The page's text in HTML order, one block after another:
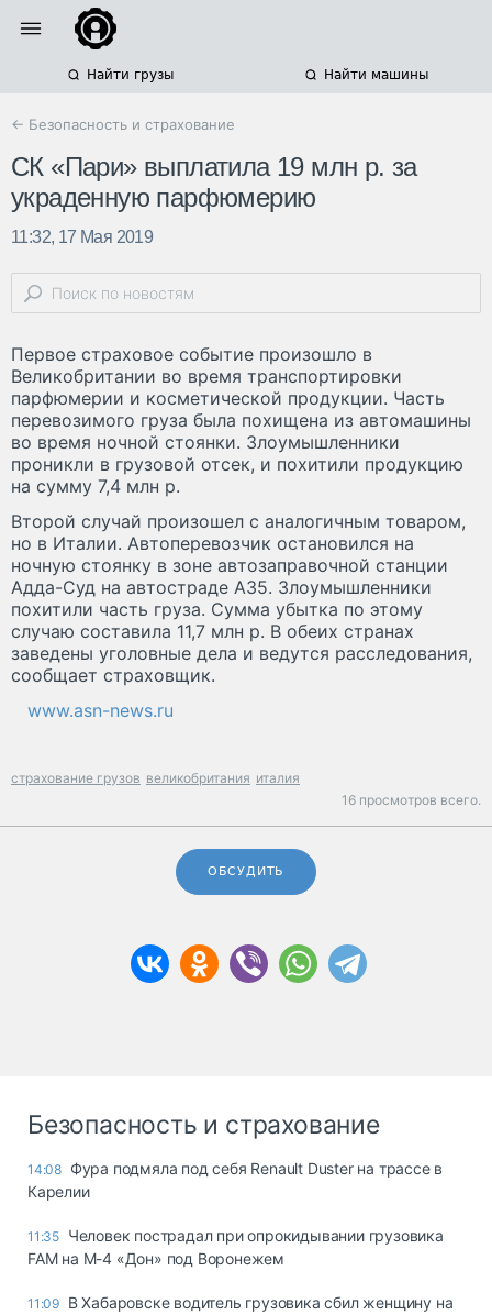
Найти грузы Найти машины
← Безопасность и страхование
СК «Пари» выплатила 19 млн р. за
украденную парфюмерию
11:32, 17 Мая 2019
Первое страховое событие произошло в
Великобритании во время транспортировки
парфюмерии и косметической продукции. Часть
перевозимого груза была похищена из автомашины
во время ночной стоянки. Злоумышленники
проникли в грузовой отсек, и похитили продукцию
на сумму 7,4 млн р.
Второй случай произошел с аналогичным товаром,
но в Италии. Автоперевозчик остановился на
ночную стоянку в зоне автозаправочной станции
Адда-Суд на автостраде А35. Злоумышленники
похитили часть груза. Сумма убытка по этому
случаю составила 11,7 млн р. В обеих странах
заведены уголовные дела и ведутся расследования,
сообщает страховщик.
www.asn-news.ru
страхование грузов великобритания италия
16 просмотров всего.
ОБСУДИТЬ
Безопасность и страхование
14:08 Фура подмяла под себя Renault Duster на трассе в
Карелии
11:35 Человек пострадал при опрокидывании грузовика
FAM на М-4 «Дон» под Воронежем
11:09 В Хабаровске водитель грузовика сбил женщину на